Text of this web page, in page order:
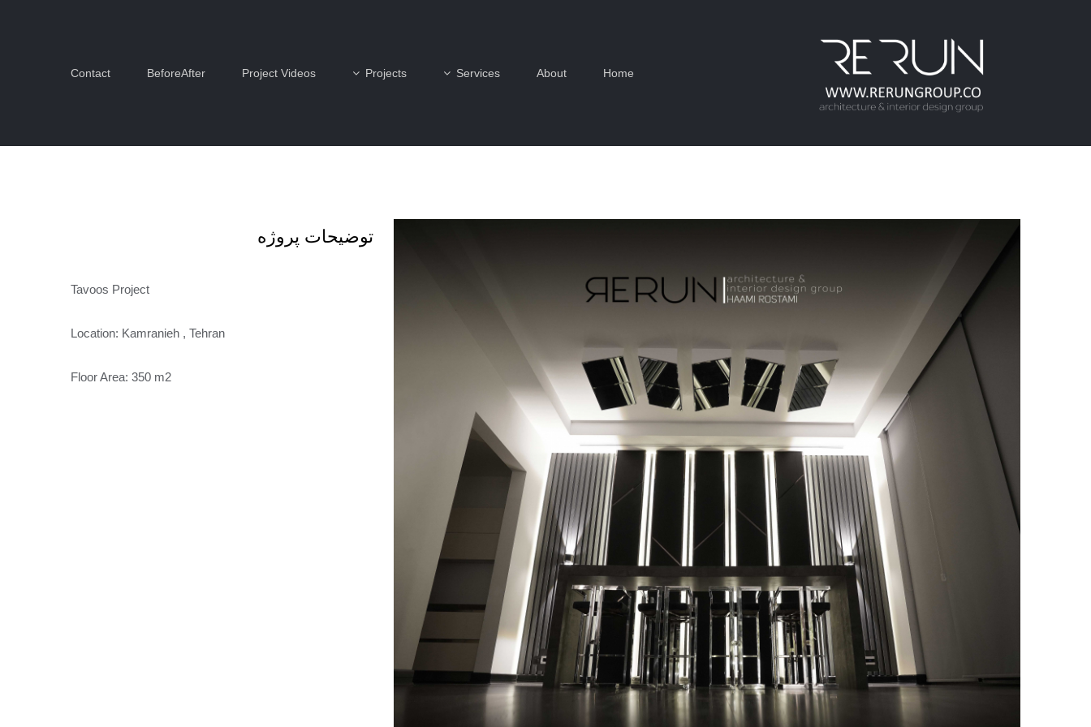
Home
About
Services
Projects
Project Videos
BeforeAfter
Contact
تصویر
توضیحات پروژه
Tavoos Project
Location: Kamranieh , Tehran
Floor Area: 350 m2